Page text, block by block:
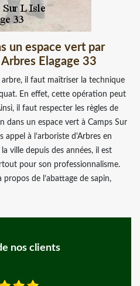
un espace vert par
Arbres Elagage 33
arbre, il faut maîtriser la technique
En effet, cette opération peut
il faut respecter les règles de
dans un espace vert à Camps Sur
appel à l’arboriste d'Arbres en
ville depuis des années, il est
pour son professionnalisme.
de l’abattage de sapin,
nos clients